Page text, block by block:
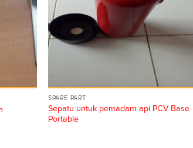
SPARE PART
Sepatu untuk pemadam api PCV Base
Portable